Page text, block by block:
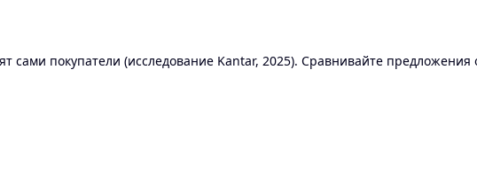
сами покупатели (исследование Kantar, 2025). Сравнивайте